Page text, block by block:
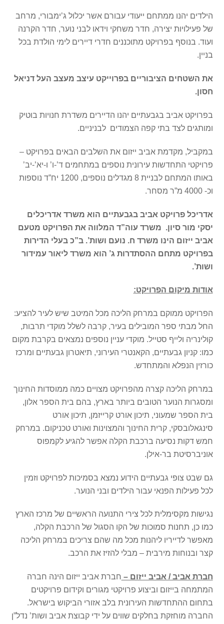
הילדים יהנו ממתחם ייעודי עבורם אשר יכלול ג’ימבורי, מרחב
של פעילויות יצירה, חדר משחקי וידאו לבני נוער, חדר הקרנה
ועוד. בנוסף בפרויקט מתוכננים חדרי דיירים לימי הולדת בכל
בניין.
את השטחים הציבוריים בפרוייקט עיצב מעצב העל דניאל
חסון.
בפרויקט אביב בגבעתיים יהנו הדיירים משדרת חנויות בוטיק
ומותגים לצד בתי קפה הצמודים לבניניים.
במקביל, מקדמת אביב ייזום את השלבים הבאים בפרויקט –
פרויקטי התחדשות עירונית נוספים במתחמים ד’-ו’ ו-יא’-יב’
באותו המתחם לבניית 8 מגדלים נוספים, 1200 יח”ד נוספות
וכ- 4000 מ”ר מסחר.
אדריכל פרויקט אביב בגבעתיים הוא משרד אדריכלים
יסקי מור סיון. משרד עוה”ד המלווה את הפרויקט מטעם
אביב ייזום הינו משרד ח. נועם ושות’. ב”כ בעלי הדירות
בפרויקט מתחם ההסתדרות ג’ הוא משרד ליאור עמידור
ושות’.
אודות מיקום הפרויקט:
הפרויקט ממוקם במרחק הליכה מכל המיטב שיש לעיר להציע:
החל מבתי ספר המובילים בעיר, קרבה לשלל מוקדי תרבות,
קולינריה ולייף סטייל. מוקדי עניין נוספים נמצאים בקרבת מקום
כמו: קניון גבעתיים, הקאנטרי העירוני, תיאטרון גבעתיים ומרכז
כורזין הנפלא והמתחדש.
במרחק הליכה קצרה מהפרויקט מצויים כמה ממוסדות החינוך
ומסגרות הנוער הטובים ביותר בארץ, בהם בית הספר אלון,
בית הספר שמעוני, תיכון אורט קרייזמן, תיכון אורט
סינגאלובסקי, קרית החינוך והמצוינות ואורט טכניקום. במרחק
חמש דקות נסיעה ברכבת הקלה אפשר להגיע לקמפוס
אוניברסיטת בר-אילן.
גם שבט צופי גבעתיים הידוע נמצא בסמיכות לפרויקט וזמין
לכל פעילות הפנאי עבור הילדים ובני הנוער.
נגישות מקסימלית לכל צירי התנועה הראשיים של מרכז הארץ
כמו כן, תחנות סמוכות של הקו הסגול של הרכבת הקלה,
מאפשר לדייריו ליהנות מכל מה שהם צריכים במרחק הליכה
קצר ובנוחות מירבית – מבלי להזיז את הרכב.
חברת אביב / אביב ייזום – חברת אביב ייזום הינה חברה
המתמחה בייזום וביצוע פרויקטי מגורים וקידום פרויקטים
בתחום ההתחדשות העירונית בלב אזורי הביקוש בישראל.
החברה מוחזקת בחלקים שווים על ידי קבוצת אביב ושות’ נדל”ן